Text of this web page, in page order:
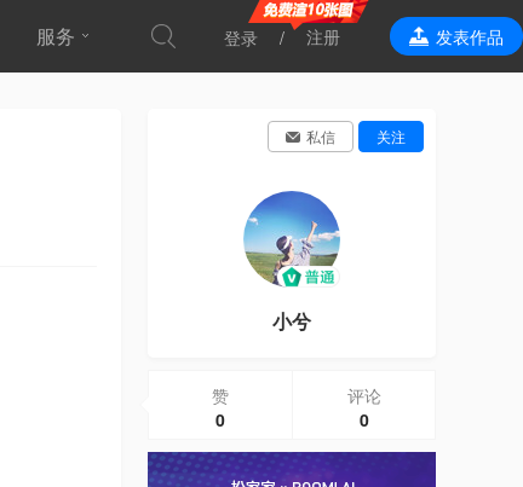
服务
效果表现
登录 注册 发表作品
私信 关注
小兮
赞
0
评论
0